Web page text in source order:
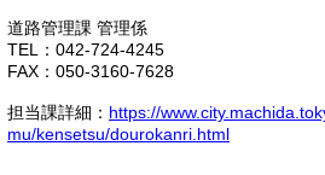
道路管理課 管理係
TEL：042-724-4245
FAX：050-3160-7628
担当課詳細： https://
mu/kensetsu/dourokanri.html